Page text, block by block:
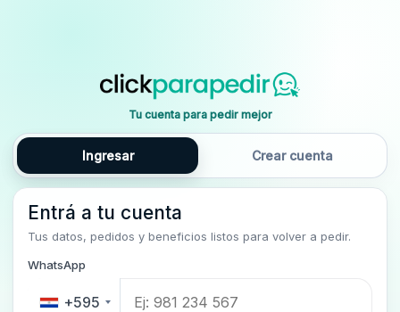
Tu cuenta para pedir mejor
Ingresar Crear cuenta
Entrá a tu cuenta
Tus datos, pedidos y beneficios listos para volver a pedir.
WhatsApp
+595